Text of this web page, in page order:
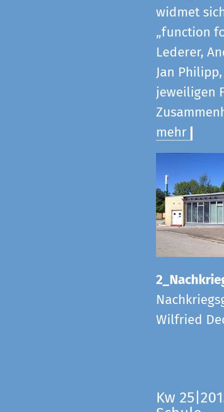
widmet
„function
Lederer,
Jan
jeweiligen
mehr
Wilfried
Kw